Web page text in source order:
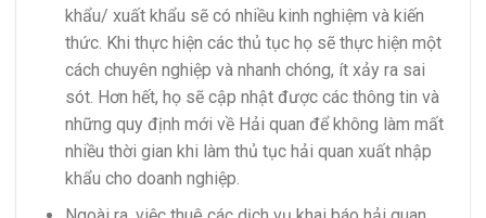
khẩu/ xuất khẩu sẽ có nhiều kinh nghiệm và kiến
thức. Khi thực hiện các thủ tục họ sẽ thực hiện một
cách chuyên nghiệp và nhanh chóng, ít xảy ra sai
sót. Hơn hết, họ sẽ cập nhật được các thông tin và
những quy định mới về Hải quan để không làm mất
nhiều thời gian khi làm thủ tục hải quan xuất nhập
khẩu cho doanh nghiệp.